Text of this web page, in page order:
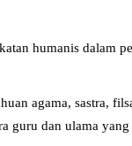
humanis dalam
agama,
dan ulama yang